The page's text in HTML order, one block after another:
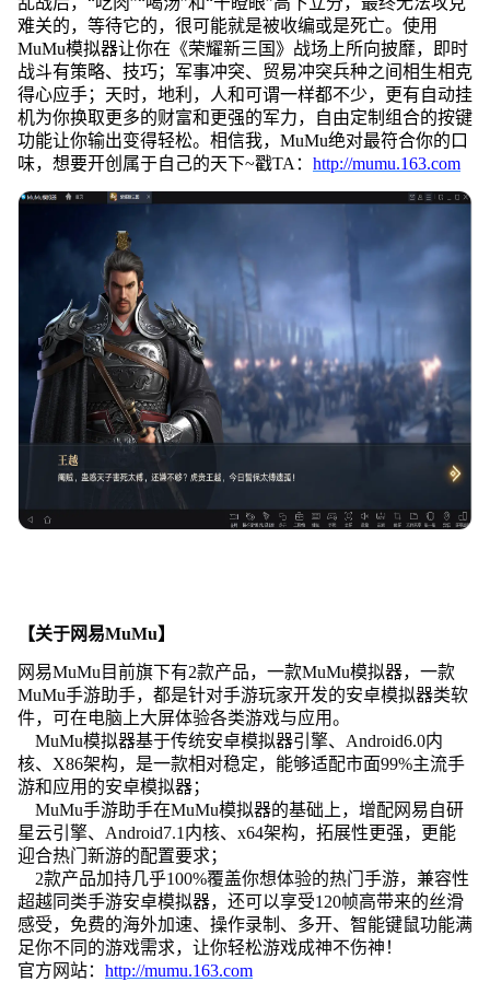
难关的，等待它的，很可能就是被收编或是死亡。使用
MuMu模拟器让你在《荣耀新三国》战场上所向披靡，即时
战斗有策略、技巧；军事冲突、贸易冲突兵种之间相生相克
得心应手；天时，地利，人和可谓一样都不少，更有自动挂
机为你换取更多的财富和更强的军力，自由定制组合的按键
功能让你输出变得轻松。相信我，MuMu绝对最符合你的口
味，想要开创属于自己的天下~戳TA： http://mumu.163.com
【关于网易MuMu】
网易MuMu目前旗下有2款产品，一款MuMu模拟器，一款
MuMu手游助手，都是针对手游玩家开发的安卓模拟器类软
件，可在电脑上大屏体验各类游戏与应用。
MuMu模拟器基于传统安卓模拟器引擎、Android6.0内
核、X86架构，是一款相对稳定，能够适配市面99%主流手
游和应用的安卓模拟器；
MuMu手游助手在MuMu模拟器的基础上，增配网易自研
星云引擎、Android7.1内核、x64架构，拓展性更强，更能
迎合热门新游的配置要求；
2款产品加持几乎100%覆盖你想体验的热门手游，兼容性
超越同类手游安卓模拟器，还可以享受120帧高带来的丝滑
感受，免费的海外加速、操作录制、多开、智能键鼠功能满
足你不同的游戏需求，让你轻松游戏成神不伤神！
官方网站： http://mumu.163.com